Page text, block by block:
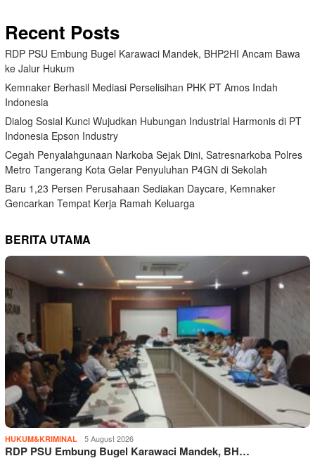
Recent Posts
RDP PSU Embung Bugel Karawaci Mandek, BHP2HI Ancam Bawa
ke Jalur Hukum
Kemnaker Berhasil Mediasi Perselisihan PHK PT Amos Indah
Indonesia
Dialog Sosial Kunci Wujudkan Hubungan Industrial Harmonis di PT
Indonesia Epson Industry
Cegah Penyalahgunaan Narkoba Sejak Dini, Satresnarkoba Polres
Metro Tangerang Kota Gelar Penyuluhan P4GN di Sekolah
Baru 1,23 Persen Perusahaan Sediakan Daycare, Kemnaker
Gencarkan Tempat Kerja Ramah Keluarga
BERITA UTAMA
HUKUM&KRIMINAL 5 August 2026
RDP PSU Embung Bugel Karawaci Mandek, BH…